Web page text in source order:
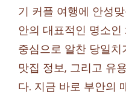
기 커플 여행에 안성
안의 대표적인 명소인
중심으로 알찬 당일
맛집 정보, 그리고 유
다. 지금 바로 부안의